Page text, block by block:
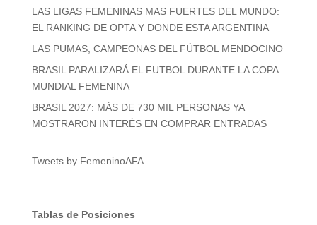
LAS LIGAS FEMENINAS MAS FUERTES DEL MUNDO:
EL RANKING DE OPTA Y DONDE ESTA ARGENTINA
LAS PUMAS, CAMPEONAS DEL FÚTBOL MENDOCINO
BRASIL PARALIZARÁ EL FUTBOL DURANTE LA COPA
MUNDIAL FEMENINA
BRASIL 2027: MÁS DE 730 MIL PERSONAS YA
MOSTRARON INTERÉS EN COMPRAR ENTRADAS
Tweets by FemeninoAFA
Tablas de Posiciones